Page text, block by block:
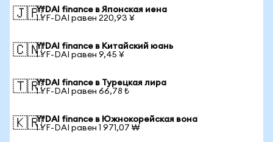
🇯🇵YfDAI finance в Японская иена
1 YF-DAI равен 220,93 ¥
🇨🇳YfDAI finance в Китайский юань
1 YF-DAI равен 9,45 ¥
🇹🇷YfDAI finance в Турецкая лира
1 YF-DAI равен 66,78 ₺
🇰🇷YfDAI finance в Южнокорейская вона
1 YF-DAI равен 1 971,07 ₩